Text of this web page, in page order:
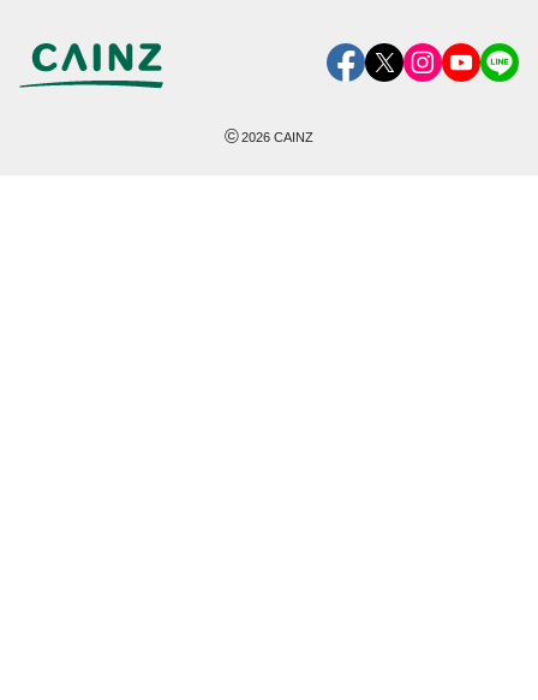
©2026 CAINZ